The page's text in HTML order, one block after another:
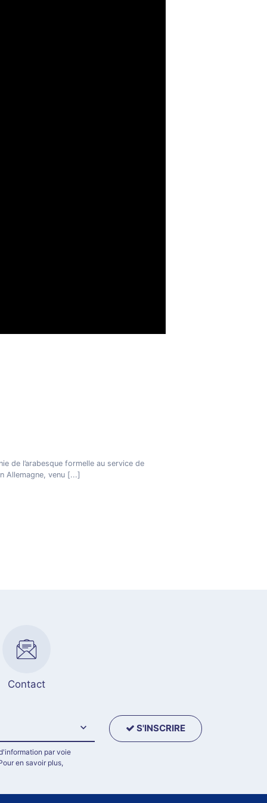
de l’arabesque formelle au service de
Allemagne, venu [...]
Contact
S'INSCRIRE
par voie
en savoir plus,